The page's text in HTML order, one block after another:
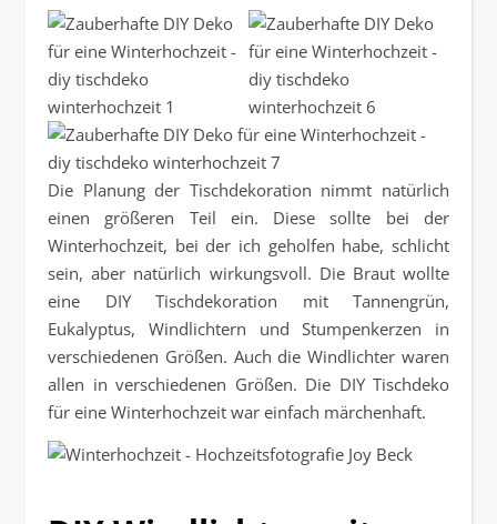
Die Planung der Tischdekoration nimmt natürlich
einen größeren Teil ein. Diese sollte bei der
Winterhochzeit, bei der ich geholfen habe, schlicht
sein, aber natürlich wirkungsvoll. Die Braut wollte
eine DIY Tischdekoration mit Tannengrün,
Eukalyptus, Windlichtern und Stumpenkerzen in
verschiedenen Größen. Auch die Windlichter waren
allen in verschiedenen Größen. Die DIY Tischdeko
für eine Winterhochzeit war einfach märchenhaft.